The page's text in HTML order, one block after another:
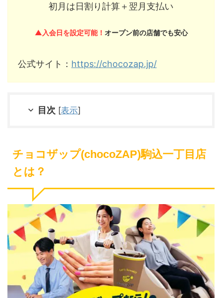
初月は日割り計算＋翌月支払い
▲入会日を設定可能！ オープン前の店舗でも安心
公式サイト： https://chocozap.jp/
目次 [表示]
チョコザップ(chocoZAP)駒込一丁目店
とは？